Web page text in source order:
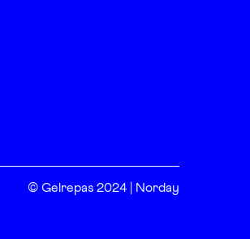
© Gelrepas 2024 | Norday